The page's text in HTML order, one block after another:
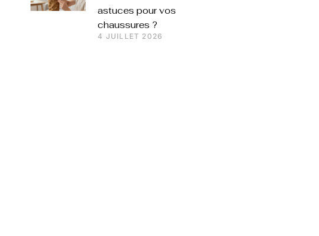
astuces pour vos
chaussures ?
4 JUILLET 2026